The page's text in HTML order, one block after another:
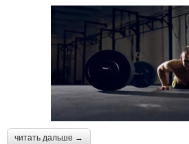
читать дальше →